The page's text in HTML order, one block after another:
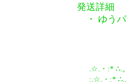
発送詳細
・ ゆうパ
.☆.・:* ∴.
:.☆.・:*